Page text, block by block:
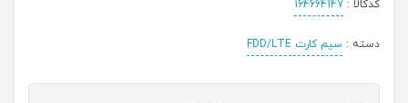
کدکالا : 164664147
دسته : سیم کارت FDD/LTE